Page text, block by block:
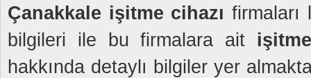
Çanakkale işitme cihazı firmaları
bilgileri ile bu firmalara ait
hakkında detaylı bilgiler yer